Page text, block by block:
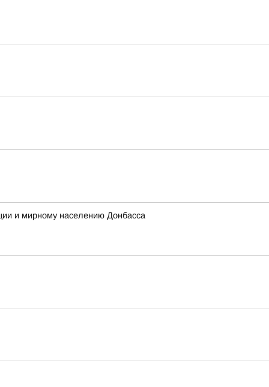
и мирному населению Донбасса